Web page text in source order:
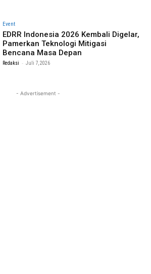
Event
EDRR Indonesia 2026 Kembali Digelar,
Pamerkan Teknologi Mitigasi
Bencana Masa Depan
Redaksi - Juli 7, 2026
- Advertisement -